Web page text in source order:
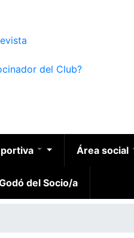
del Club?
Área social
del Socio/a